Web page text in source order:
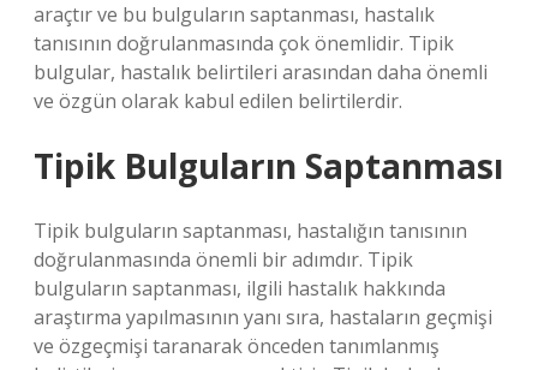
araçtır ve bu bulguların saptanması, hastalık
tanısının doğrulanmasında çok önemlidir. Tipik
bulgular, hastalık belirtileri arasından daha önemli
ve özgün olarak kabul edilen belirtilerdir.
Tipik Bulguların Saptanması
Tipik bulguların saptanması, hastalığın tanısının
doğrulanmasında önemli bir adımdır. Tipik
bulguların saptanması, ilgili hastalık hakkında
araştırma yapılmasının yanı sıra, hastaların geçmişi
ve özgeçmişi taranarak önceden tanımlanmış